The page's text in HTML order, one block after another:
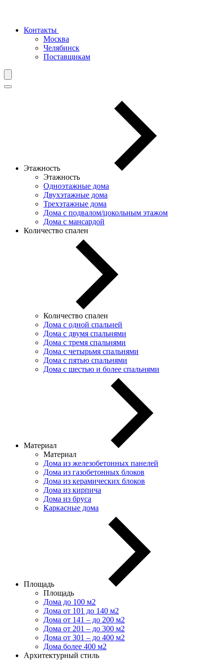
Контакты
Москва
Челябинск
Поставщикам
Этажность
Этажность
Одноэтажные дома
Двухэтажные дома
Трехэтажные дома
Дома с подвалом/цокольным этажом
Дома с мансардой
Количество спален
Количество спален
Дома с одной спальней
Дома с двумя спальнями
Дома с тремя спальнями
Дома с четырьмя спальнями
Дома с пятью спальнями
Дома с шестью и более спальнями
Материал
Материал
Дома из железобетонных панелей
Дома из газобетонных блоков
Дома из керамических блоков
Дома из кирпича
Дома из бруса
Каркасные дома
Площадь
Площадь
Дома до 100 м2
Дома от 101 до 140 м2
Дома от 141 – до 200 м2
Дома от 201 – до 300 м2
Дома от 301 – до 400 м2
Дома более 400 м2
Архитектурный стиль